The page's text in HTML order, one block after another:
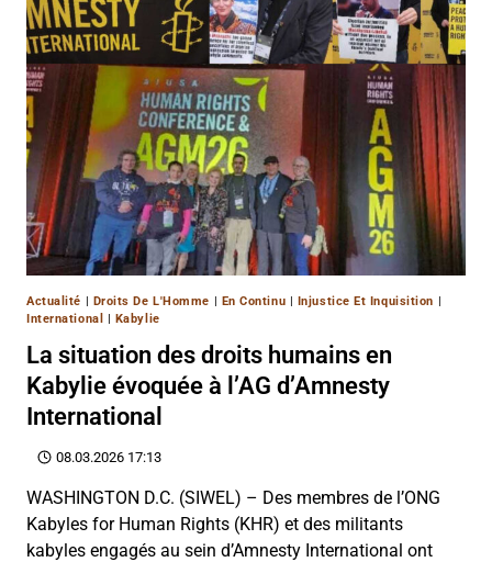
Actualité | Droits De L'Homme | En Continu | Injustice Et Inquisition |
International
| Kabylie
La situation des droits humains en
Kabylie évoquée à l’AG d’Amnesty
International
08.03.2026 17:13
WASHINGTON D.C. (SIWEL) – Des membres de l’ONG
Kabyles for Human Rights (KHR) et des militants
kabyles engagés au sein d’Amnesty International ont